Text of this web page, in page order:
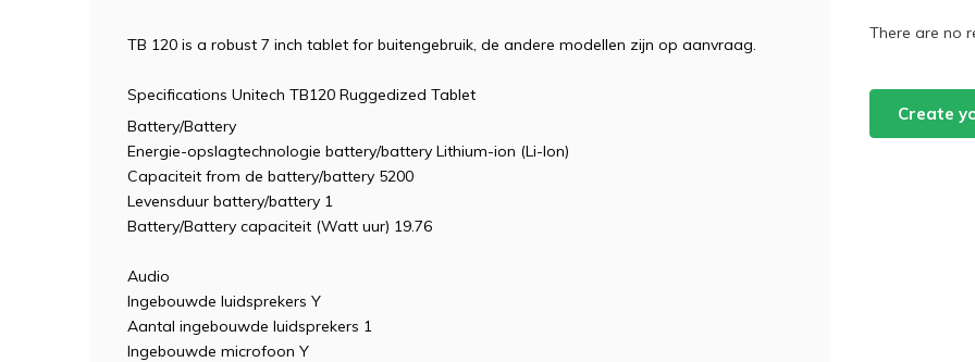
TB 120 is a robust 7 inch tablet for buitengebruik, de andere modellen zijn op aanvraag.
Specifications Unitech TB120 Ruggedized Tablet
Battery/Battery
Energie-opslagtechnologie battery/battery Lithium-ion (Li-Ion)
Capaciteit from de battery/battery 5200
Levensduur battery/battery 1
Battery/Battery capaciteit (Watt uur) 19.76
Audio
Ingebouwde luidsprekers Y
Aantal ingebouwde luidsprekers 1
Ingebouwde microfoon Y
There are no
Create